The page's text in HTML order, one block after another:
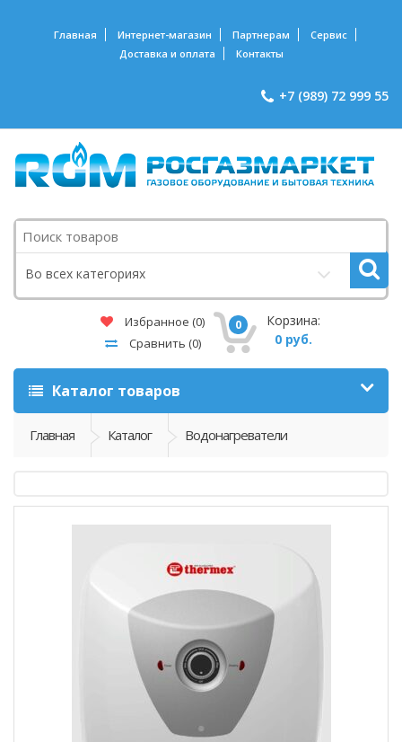
Главная Интернет-магазин Партнерам
Сервис
Доставка и оплата
Контакты
+7 (989) 72 999 55
Поиск
Во всех категориях
Избранное (0)
Сравнить (0)
0
Корзина:
0 руб.
Каталог товаров
Главная Каталог Водонагреватели